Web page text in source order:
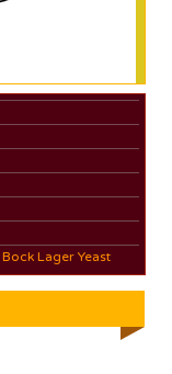
Lager Yeast